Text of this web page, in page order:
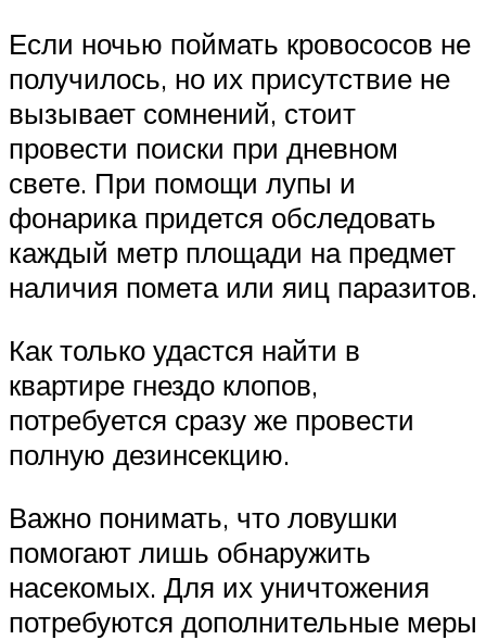
Если ночью поймать кровососов не
получилось, но их присутствие не
вызывает сомнений, стоит
провести поиски при дневном
свете. При помощи лупы и
фонарика придется обследовать
каждый метр площади на предмет
наличия помета или яиц паразитов.
Как только удастся найти в
квартире гнездо клопов,
потребуется сразу же провести
полную дезинсекцию.
Важно понимать, что ловушки
помогают лишь обнаружить
насекомых. Для их уничтожения
потребуются дополнительные меры